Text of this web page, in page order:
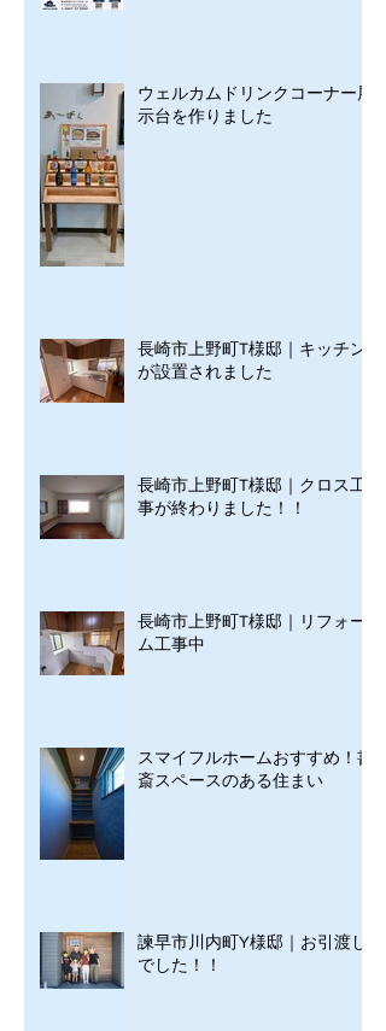
ウェルカムドリンクコーナー展
示台を作りました
長崎市上野町T様邸｜キッチン
が設置されました
長崎市上野町T様邸｜クロス工
事が終わりました！！
長崎市上野町T様邸｜リフォー
ム工事中
スマイフルホームおすすめ！書
斎スペースのある住まい
諫早市川内町Y様邸｜お引渡し
でした！！